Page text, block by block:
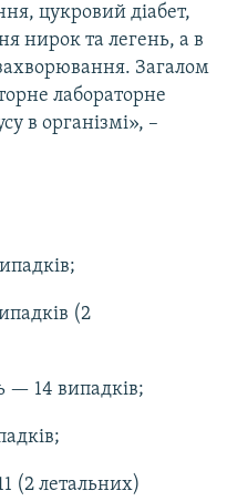
цукровий діабет,
нирок та легень, а в
Загалом
лабораторне
в організмі», –
(2
— 14 випадків;
(2 летальних)